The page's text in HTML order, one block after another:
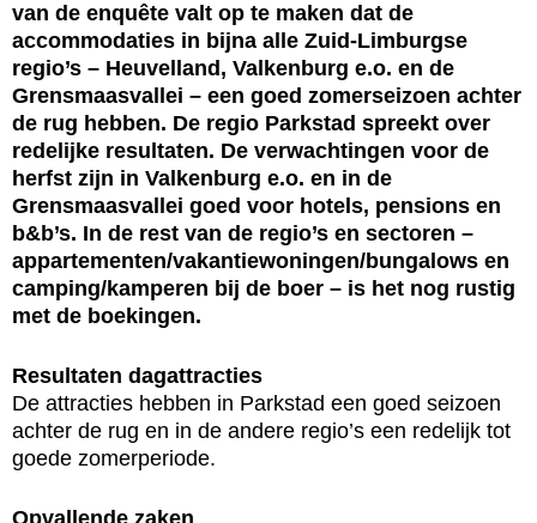
van de enquête valt op te maken dat de
accommodaties in bijna alle Zuid-Limburgse
regio’s – Heuvelland, Valkenburg e.o. en de
Grensmaasvallei – een goed zomerseizoen achter
de rug hebben. De regio Parkstad spreekt over
redelijke resultaten. De verwachtingen voor de
herfst zijn in Valkenburg e.o. en in de
Grensmaasvallei goed voor hotels, pensions en
b&b’s. In de rest van de regio’s en sectoren –
appartementen/vakantiewoningen/bungalows en
camping/kamperen bij de boer – is het nog rustig
met de boekingen.
Resultaten dagattracties
De attracties hebben in Parkstad een goed seizoen
achter de rug en in de andere regio’s een redelijk tot
goede zomerperiode.
Opvallende zaken